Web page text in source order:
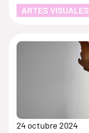
ARTES VISUALES
24 octubre 2024